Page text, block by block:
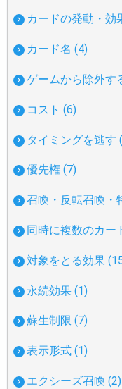
カードの発動・効
カード名 (4)
ゲームから除外す
コスト (6)
タイミングを逃す
優先権 (7)
召喚・反転召喚・
同時に複数のカー
対象をとる効果
永続効果 (1)
蘇生制限 (7)
表示形式 (1)
エクシーズ召喚 (2)